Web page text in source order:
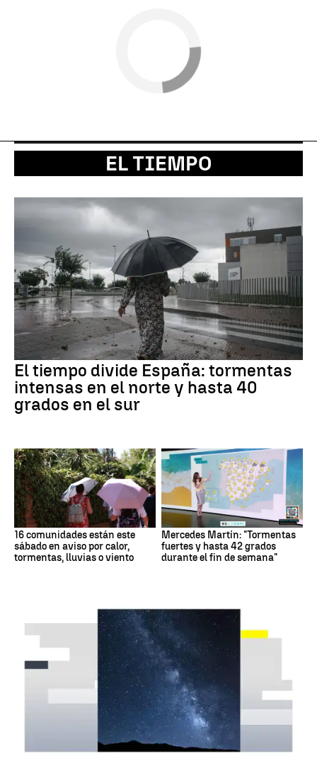
EL TIEMPO
El tiempo divide España: tormentas
intensas en el norte y hasta 40
grados en el sur
16 comunidades están este
sábado en aviso por calor,
tormentas, lluvias o viento
Mercedes Martín: "Tormentas
fuertes y hasta 42 grados
durante el fin de semana"
Tus imágenes